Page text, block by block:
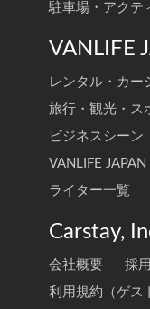
駐車場・アクテ
VANLIFE
レンタル・カー
旅行・観光・ス
ビジネスシーン
VANLIFE
ライター一覧
Carstay,
会社概要 採
利用規約（ゲス